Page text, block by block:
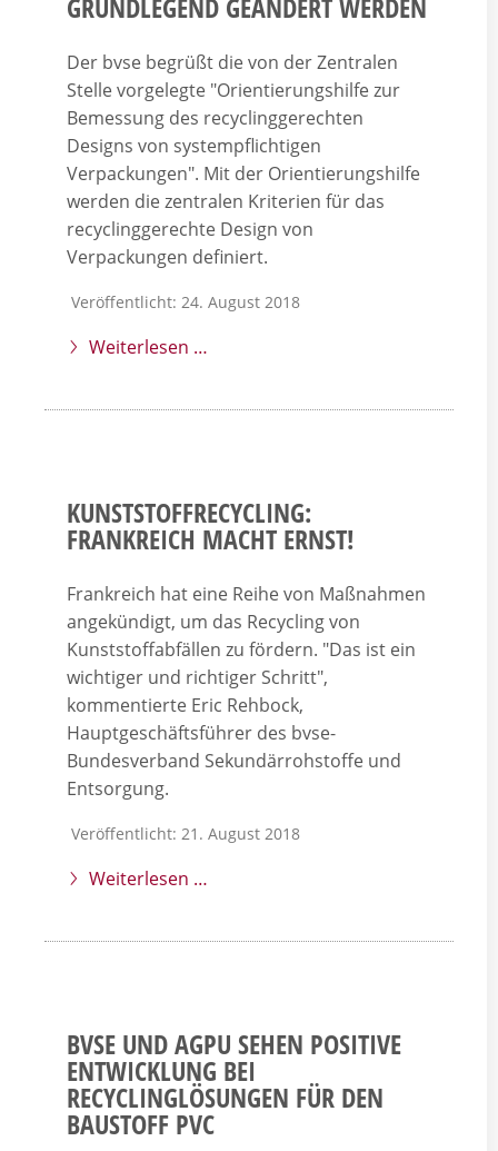
GRUNDLEGEND GEÄNDERT WERDEN
Der bvse begrüßt die von der Zentralen
Stelle vorgelegte "Orientierungshilfe zur
Bemessung des recyclinggerechten
Designs von systempflichtigen
Verpackungen". Mit der Orientierungshilfe
werden die zentralen Kriterien für das
recyclinggerechte Design von
Verpackungen definiert.
Veröffentlicht: 24. August 2018
Weiterlesen …
KUNSTSTOFFRECYCLING:
FRANKREICH MACHT ERNST!
Frankreich hat eine Reihe von Maßnahmen
angekündigt, um das Recycling von
Kunststoffabfällen zu fördern. "Das ist ein
wichtiger und richtiger Schritt",
kommentierte Eric Rehbock,
Hauptgeschäftsführer des bvse-
Bundesverband Sekundärrohstoffe und
Entsorgung.
Veröffentlicht: 21. August 2018
Weiterlesen …
BVSE UND AGPU SEHEN POSITIVE
ENTWICKLUNG BEI
RECYCLINGLÖSUNGEN FÜR DEN
BAUSTOFF PVC